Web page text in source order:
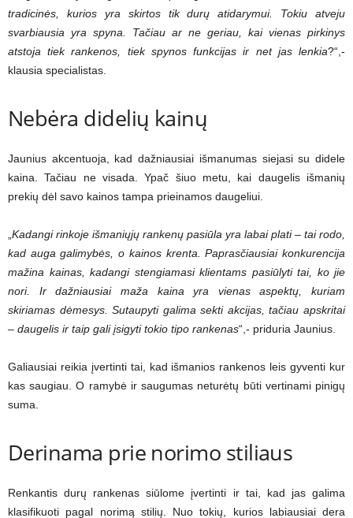
tradicinės, kurios yra skirtos tik durų atidarymui. Tokiu atveju
svarbiausia yra spyna. Tačiau ar ne geriau, kai vienas pirkinys
atstoja tiek rankenos, tiek spynos funkcijas ir net jas lenkia?“,-
klausia specialistas.
Nebėra didelių kainų
Jaunius akcentuoja, kad dažniausiai išmanumas siejasi su didele
kaina. Tačiau ne visada. Ypač šiuo metu, kai daugelis išmanių
prekių dėl savo kainos tampa prieinamos daugeliui.
Kadangi rinkoje išmaniųjų rankenų pasiūla yra labai plati – tai rodo,
kad auga galimybės, o kainos krenta. Paprasčiausiai konkurencija
mažina kainas, kadangi stengiamasi klientams pasiūlyti tai, ko jie
nori. Ir dažniausiai maža kaina yra vienas aspektų, kuriam
skiriamas dėmesys. Sutaupyti galima sekti akcijas, tačiau apskritai
– daugelis ir taip gali įsigyti tokio tipo rankenas“,- priduria Jaunius.
Galiausiai reikia įvertinti tai, kad išmanios rankenos leis gyventi kur
kas saugiau. O ramybė ir saugumas neturėtų būti vertinami pinigų
suma.
Derinama prie norimo stiliaus
Renkantis durų rankenas siūlome įvertinti ir tai, kad jas galima
klasifikuoti pagal norimą stilių. Nuo tokių, kurios labiausiai dera